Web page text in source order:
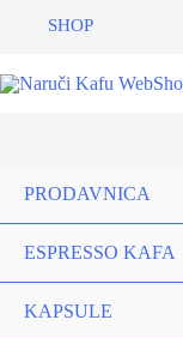
SHOP
PRODAVNICA
ESPRESSO KAFA
KAPSULE